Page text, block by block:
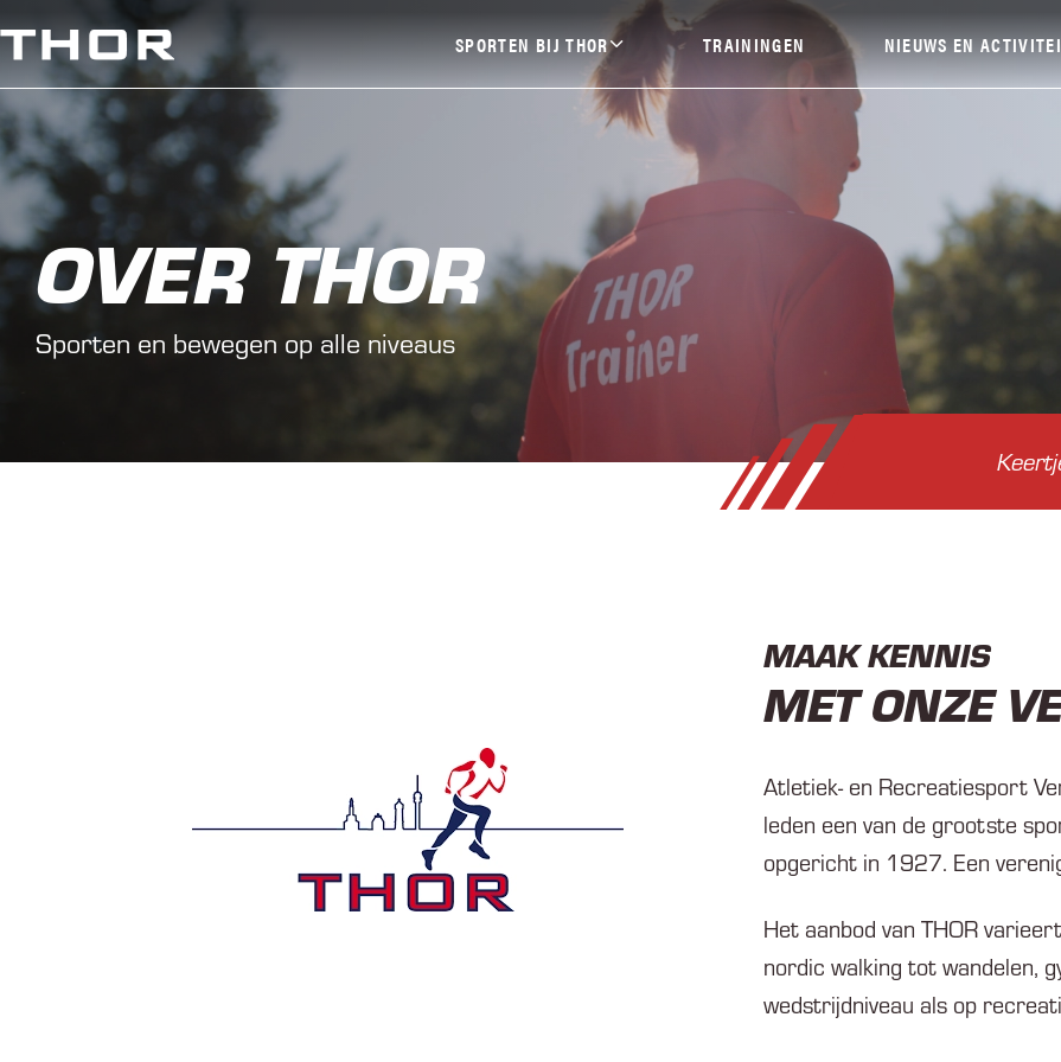
SPORTEN BIJ THOR
Wandelen
Jeu De Boules
Veelzijdig Bewegen
TRAININGEN NIEUWS EN
Halve marathon
Avondvierdaagse
OVER THOR
Sporten en bewegen op alle niveaus
MAAK KENNIS
MET ONZE
Atletiek- en Recreatiesport
leden een van de grootste
opgericht in 1927. Een
Het aanbod van THOR
nordic walking tot wandelen,
wedstrijdniveau als op